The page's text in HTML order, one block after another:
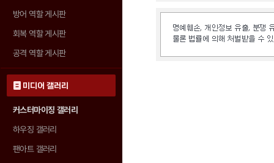
방어 역할 게시판
회복 역할 게시판
공격 역할 게시판
미디어 갤러리
커스터마이징 갤러리
하우징 갤러리
팬아트 갤러리